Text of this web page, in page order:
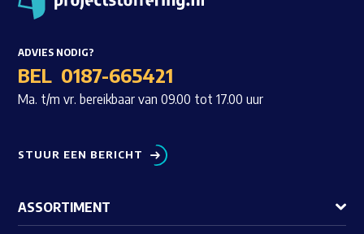
ADVIES NODIG?
BEL 0187-665421
Ma. t/m vr. bereikbaar van 09.00 tot 17.00 uur
STUUR EEN BERICHT
ASSORTIMENT